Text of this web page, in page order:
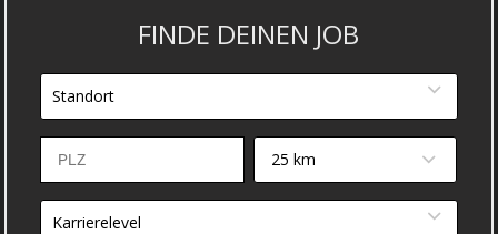
FINDE DEINEN JOB
Standort
25 km
Karrierelevel